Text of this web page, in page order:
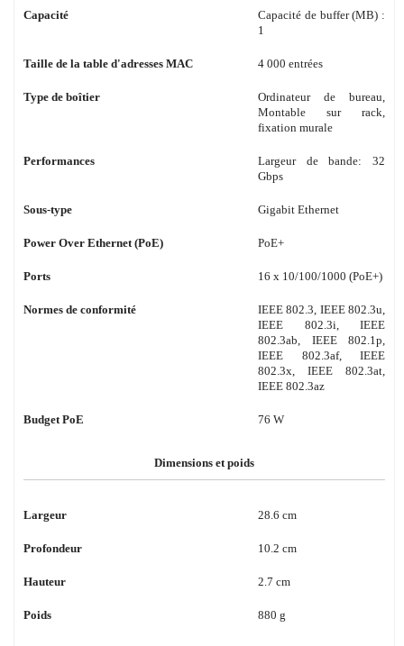
Capacité
Capacité de buffer (MB) :
1
Taille de la table d'adresses MAC 4 000 entrées
Type de boîtier
Ordinateur de bureau,
Montable sur rack,
fixation murale
Performances
Largeur de bande: 32
Gbps
Sous-type Gigabit Ethernet
Power Over Ethernet (PoE) PoE+
Ports 16 x 10/100/1000 (PoE+)
Normes de conformité
IEEE 802.3, IEEE 802.3u,
IEEE 802.3i, IEEE
802.3ab, IEEE 802.1p,
IEEE 802.3af, IEEE
802.3x, IEEE 802.3at,
IEEE 802.3az
Budget PoE 76 W
Dimensions et poids
Largeur 28.6 cm
Profondeur 10.2 cm
Hauteur 2.7 cm
Poids 880 g